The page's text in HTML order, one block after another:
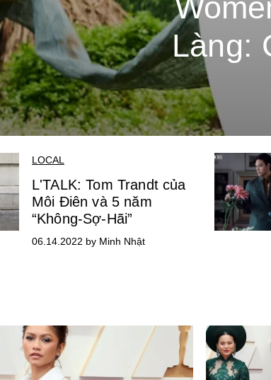
Làng:
LOCAL
L'TALK: Tom Trandt của
Môi Điên và 5 năm
“Không-Sợ-Hãi”
06.14.2022 by Minh Nhật